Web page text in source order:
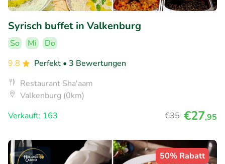
Syrisch buffet in Valkenburg
So Mi
Do
9.8
Perfekt • 3 Bewertungen
Restaurant Sha'aam
Valkenburg (0km)
Verkauft: 163
€35 €27,95
50% Rabatt